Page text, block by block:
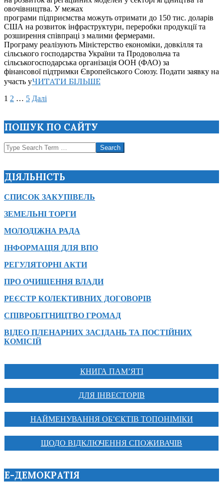
овочівництва. У межах
програми підприємства можуть отримати до 150 тис. доларів
США на розвиток інфраструктури, переробки продукції та
розширення співпраці з малими фермерами.
Програму реалізують Міністерство економіки, довкілля та
сільського господарства України та Продовольча та
сільськогосподарська організація ООН (ФАО) за
фінансової підтримки Європейського Союзу. Подати заявку на
участь уЧИТАТИ БІЛЬШЕ
Пагінація
записів
1 2 … 5 Далі
ПОШУК ПО САЙТУ
Search
ДІЯЛЬНІСТЬ
СПИСОК ЗАКУПІВЕЛЬ
ЗЕМЕЛЬНІ ТОРГИ
МОЛОДІЖНА РАДА
ІНФОРМАЦІЯ ДЛЯ ВПО
РЕГУЛЯТОРНІ АКТИ
ПРО ОЧИЩЕННЯ ВЛАДИ
РЕЄСТР КОЛЕКТИВНИХ ДОГОВОРІВ
СПІВРОБІТНИЦТВО ГРОМАД
ВІДЕО ПЛЕНАРНИХ ЗАСІДАНЬ ТА ПОСТІЙНИХ
КОМІСІЙ
КНИГА ПАМ’ЯТІ
ДЛЯ ІНВЕСТОРІВ
НАЙМЕНУВАННЯ ОБ’ЄКТІВ ТОПОНІМІКИ
ЩОДО ВІДКЛЮЧЕННЯ СПОЖИВАЧІВ
Е-ДЕМОКРАТІЯ